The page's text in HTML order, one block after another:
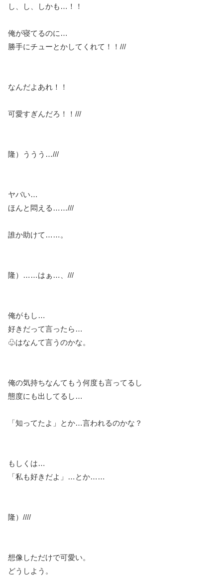
し、し、しかも…！！
俺が寝てるのに…
勝手にチューとかしてくれて！！///
なんだよあれ！！
可愛すぎんだろ！！///
隆）ううう…///
ヤバい…
ほんと悶える……///
誰か助けて……。
隆）……はぁ…、///
俺がもし…
好きだって言ったら…
♧はなんて言うのかな。
俺の気持ちなんてもう何度も言ってるし
態度にも出してるし…
「知ってたよ」とか…言われるのかな？
もしくは…
「私も好きだよ」…とか……
隆）////
想像しただけで可愛い。
どうしよう。